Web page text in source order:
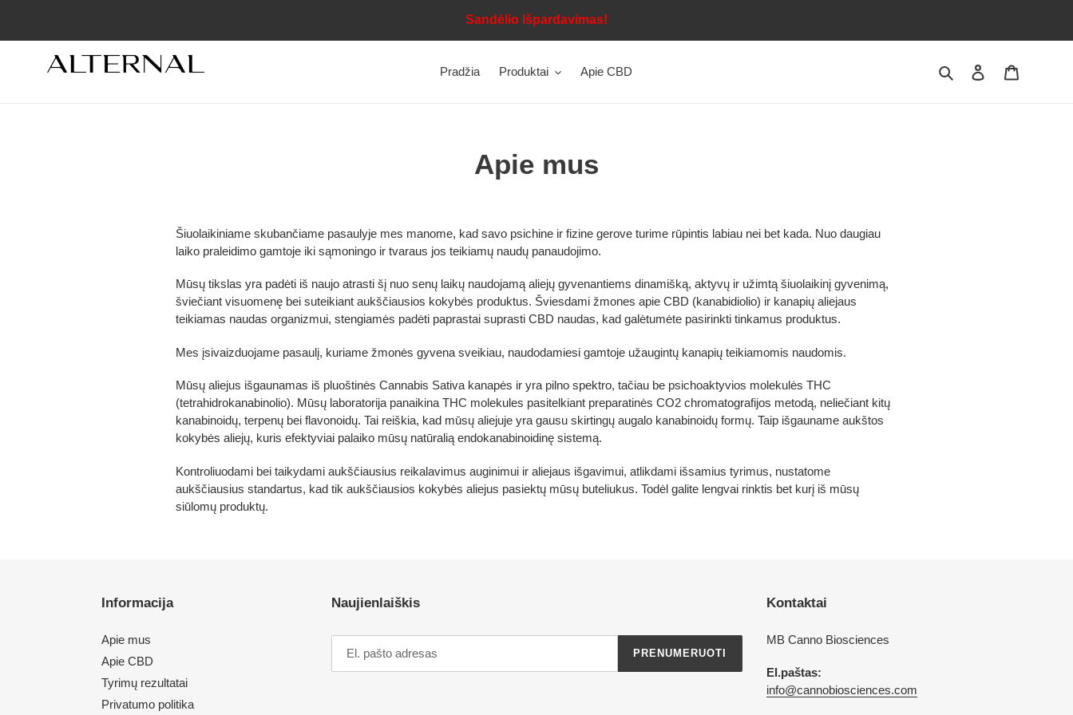
turinį
Sandėlio Išpardavimas!
Pradžia Produktai Apie CBD Ieškoti Prisijungti
Apie mus
Šiuolaikiniame skubančiame pasaulyje mes manome, kad savo psichine ir fizine gerove turime rūpintis labiau nei bet kada. Nuo daugiau
laiko praleidimo gamtoje iki sąmoningo ir tvaraus jos teikiamų naudų panaudojimo.
Mūsų tikslas yra padėti iš naujo atrasti šį nuo senų laikų naudojamą aliejų gyvenantiems dinamišką, aktyvų ir užimtą šiuolaikinį gyvenimą,
šviečiant visuomenę bei suteikiant aukščiausios kokybės produktus. Šviesdami žmones apie CBD (kanabidiolio) ir kanapių aliejaus
teikiamas naudas organizmui, stengiamės padėti paprastai suprasti CBD naudas, kad galėtumėte pasirinkti tinkamus produktus.
Mes įsivaizduojame pasaulį, kuriame žmonės gyvena sveikiau, naudodamiesi gamtoje užaugintų kanapių teikiamomis naudomis.
Mūsų aliejus išgaunamas iš pluoštinės Cannabis Sativa kanapės ir yra pilno spektro, tačiau be psichoaktyvios molekulės THC
(tetrahidrokanabinolio). Mūsų laboratorija panaikina THC molekules pasitelkiant preparatinės CO2 chromatografijos metodą, neliečiant kitų
kanabinoidų, terpenų bei flavonoidų. Tai reiškia, kad mūsų aliejuje yra gausu skirtingų augalo kanabinoidų formų. Taip išgauname aukštos
kokybės aliejų, kuris efektyviai palaiko mūsų natūralią endokanabinoidinę sistemą.
Kontroliuodami bei taikydami aukščiausius reikalavimus auginimui ir aliejaus išgavimui, atlikdami išsamius tyrimus, nustatome
aukščiausius standartus, kad tik aukščiausios kokybės aliejus pasiektų mūsų buteliukus. Todėl galite lengvai rinktis bet kurį iš mūsų
siūlomų produktų.
Informacija
Apie mus
Apie CBD
Tyrimų rezultatai
Privatumo politika
Naujienlaiškis
PRENUMERUOTI
Kontaktai
MB Canno Biosciences
El.paštas:
info@cannobiosciences.com